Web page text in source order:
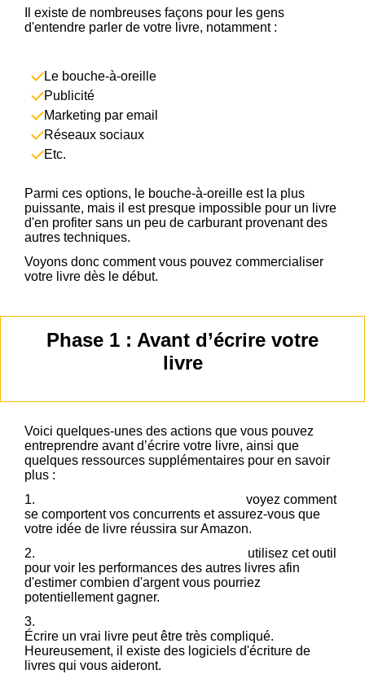
Il existe de nombreuses façons pour les gens
d'entendre parler de votre livre, notamment :
Le bouche-à-oreille
Publicité
Marketing par email
Réseaux sociaux
Etc.
Parmi ces options, le bouche-à-oreille est la plus
puissante, mais il est presque impossible pour un livre
d'en profiter sans un peu de carburant provenant des
autres techniques.
Voyons donc comment vous pouvez commercialiser
votre livre dès le début.
Phase 1 : Avant d’écrire votre
livre
Voici quelques-unes des actions que vous pouvez
entreprendre avant d’écrire votre livre, ainsi que
quelques ressources supplémentaires pour en savoir
plus :
1.
voyez comment
se comportent vos concurrents et assurez-vous que
votre idée de livre réussira sur Amazon.
2.
utilisez cet outil
pour voir les performances des autres livres afin
d'estimer combien d'argent vous pourriez
potentiellement gagner.
3.
Écrire un vrai livre peut être très compliqué.
Heureusement, il existe des logiciels d'écriture de
livres qui vous aideront.